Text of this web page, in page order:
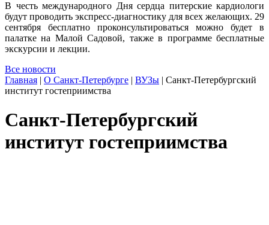
В честь международного Дня сердца питерские кардиологи
будут проводить экспресс-диагностику для всех желающих. 29
сентября бесплатно проконсультироваться можно будет в
палатке на Малой Садовой, также в программе бесплатные
экскурсии и лекции.
Все новости
Главная | О Санкт-Петербурге | ВУЗы | Санкт-Петербургский
институт гостеприимства
Санкт-Петербургский
институт гостеприимства